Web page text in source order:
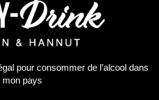
pour consommer de l’alcool dans
mon pays